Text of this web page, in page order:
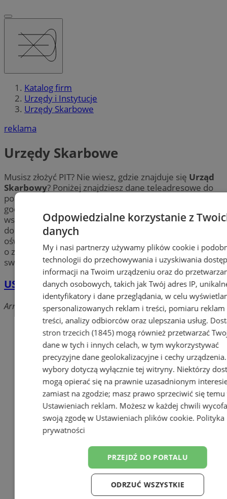
Katalog firm
Urzędy i Instytucje
Urzędy Skarbowe
reklama
Urzędy Skarbowe
Musisz złożyć PIT? Nie wiesz, gdzie znajduje się Urząd
Skarbowy? Poniżej znajdziesz dane teleadresowe do
potocznej
godziny urzędowania placówek w Chorzowie i uzyskaj
wszelkie informacje w zakresie rozliczania podatku
dochodowego od osób prawnych i fizycznych, a także
oświadczeń majątkowych. Ponadto dowiedz się więcej
o zeznaniach rocznych oraz uzyskaj odpowiedzi na
swoje pytania.
US - Urząd Skarbowy
Armii Krajowej, 41-506 Chorzów
Dodaj firmę
Pozostałe firmy w kategorii
Odpowiedzialne korzystanie z
danych
My i nasi partnerzy używamy plików cookie i
technologii do przechowywania i uzyskiwania
informacji na Twoim urządzeniu oraz do
danych osobowych, takich jak Twój adres IP,
identyfikatory i dane przeglądania, w celu
spersonalizowanych reklam i treści, pomiaru reklam
treści, analizy odbiorców oraz ulepszania usług.
stron trzecich (1845)mogą również przetwarzać
dane w tych i innych celach, w tym wykorzystywać
precyzyjne dane geolokalizacyjne i cechy
wybory dotyczą wyłącznie tej witryny. Niektórzy
mogą opierać się na prawnie uzasadnionym
zamiast na zgodzie; masz prawo sprzeciwić się temu
Ustawieniach reklam. Możesz w każdej chwili
swoją zgodę w Ustawieniach plików cookie. Polityka
prywatności
PRZEJDŹ DO PORTALU
ODRZUĆ WSZYSTKIE